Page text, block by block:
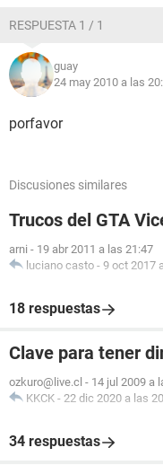
RESPUESTA 1 / 1
guay
24 may 2010 a las
porfavor
Discusiones similares
Trucos del GTA
arni - 19 abr 2011 a las 21:47
luciano casto - 9 oct 2017
18 respuestas
Clave para tener
ozkuro@live.cl - 14 jul 2009 a
KKCK - 22 dic 2020 a las
34 respuestas